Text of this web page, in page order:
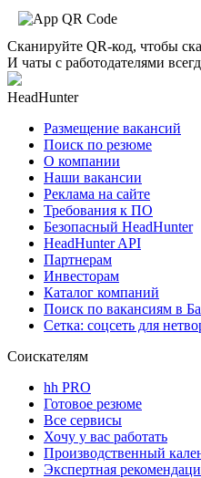
Сканируйте QR-код, чтобы
И чаты с работодателями
HeadHunter
Размещение вакансий
Поиск по резюме
О компании
Наши вакансии
Реклама на сайте
Требования к ПО
Безопасный HeadHunter
HeadHunter API
Партнерам
Инвесторам
Каталог компаний
Поиск по вакансиям в
Сетка: соцсеть для
Соискателям
hh PRO
Готовое резюме
Все сервисы
Хочу у вас работать
Производственный
Экспертная